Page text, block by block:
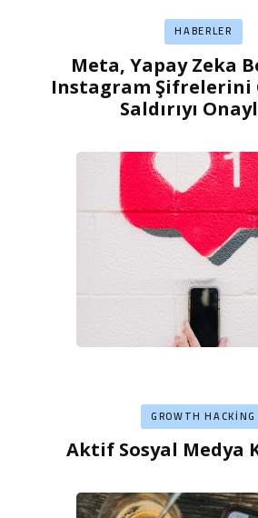
HABERLER
Meta, Yapay Zeka
Instagram Şifrelerini
Saldırıyı
GROWTH HACKING
Aktif Sosyal Medya